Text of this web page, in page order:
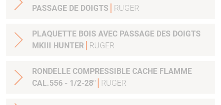
PASSAGE DE DOIGTS
RUGER
PLAQUETTE BOIS AVEC PASSAGE DES DOIGTS
MKIII HUNTER
RUGER
RONDELLE COMPRESSIBLE CACHE FLAMME
CAL.556 - 1/2-28"
RUGER